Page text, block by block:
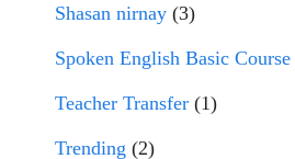
Shasan nirnay (3)
Spoken English Basic Course
Teacher Transfer (1)
Trending (2)